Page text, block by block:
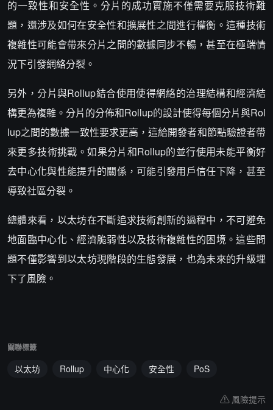
的一致性和安全性。分片的成功實施不僅需要克服技術難
題，還涉及如何在安全性和擴展性之間進行權衡。這種技術
複雜性可能會帶來分片之間的數據同步不暢，甚至在極端情
況下引發網絡分裂。
另外，分片與Rollup結合使用使得網絡的治理結構和經濟結
構更為複雜。分片的分佈和Rollup的設計使得每個分片與Rol
lup之間的數據一致性要求更高，這給開發者和節點驗證者帶
來更多技術挑戰。如果分片和Rollup的並行使用未能平衡好
去中心化與性能提升的關係，可能引發用戶信任下降，甚至
導致社區分裂。
總體來看，以太坊在不斷追求技術創新的過程中，不可避免
地面臨中心化、經濟脆弱性以及技術複雜性的困境。這些問
題不僅影響到以太坊現階段的生態發展，也為未來的升級埋
下了風險。
關聯標籤
以太坊 Rollup 中心化 安全性 PoS
風險提示